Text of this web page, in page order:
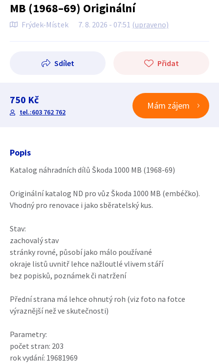
MB (1968–69) Originální
Frýdek-Místek 7. 8. 2026 - 07:51 (upraveno)
Sdílet Přidat
750 Kč
tel.:603 762 762
Mám zájem
Popis
Katalog náhradních dílů Škoda 1000 MB (1968-69)
Originální katalog ND pro vůz Škoda 1000 MB (embéčko).
Vhodný pro renovace i jako sběratelský kus.
Stav:
zachovalý stav
stránky rovné, působí jako málo používané
okraje listů uvnitř lehce nažloutlé vlivem stáří
bez popisků, poznámek či natržení
Přední strana má lehce ohnutý roh (viz foto na fotce
výraznější než ve skutečnosti)
Parametry:
počet stran: 203
rok vydání: 19681969